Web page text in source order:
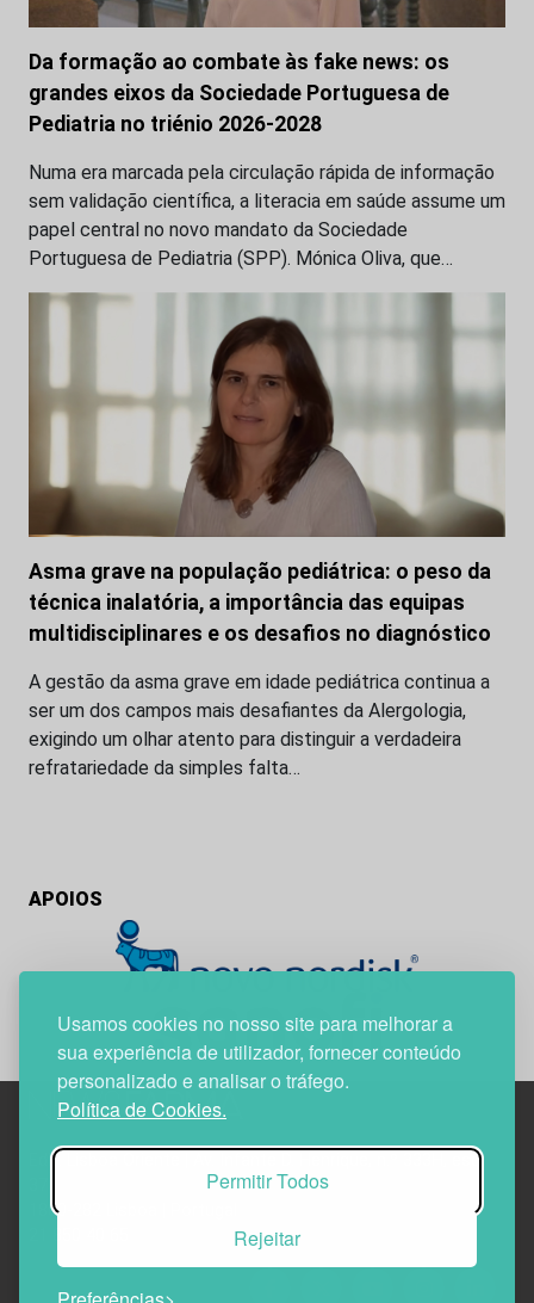
Usamos cookies no nosso site para melhorar a
sua experiência de utilizador, fornecer conteúdo
personalizado e analisar o tráfego.
Política de Cookies.
Permitir Todos
Rejeitar
Da formação ao combate às fake news: os
grandes eixos da Sociedade Portuguesa de
Pediatria no triénio 2026-2028
Numa era marcada pela circulação rápida de informação
sem validação científica, a literacia em saúde assume um
papel central no novo mandato da Sociedade
Portuguesa de Pediatria (SPP). Mónica Oliva, que…
Asma grave na população pediátrica: o peso da
técnica inalatória, a importância das equipas
multidisciplinares e os desafios no diagnóstico
A gestão da asma grave em idade pediátrica continua a
ser um dos campos mais desafiantes da Alergologia,
exigindo um olhar atento para distinguir a verdadeira
refratariedade da simples falta…
APOIOS
Edif. Lisboa Oriente | Av. Infante D. Henrique, n.º 333H, esc.
1800-282 Lisboa | Portugal